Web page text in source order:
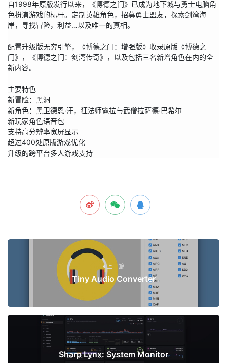
自1998年原版发行以来，《博德之门》已成为地下城与勇士电脑角
色扮演游戏的标杆。定制英雄角色，招募勇士盟友，探索剑湾海
岸，寻找冒险，利益…以及唯一的真相。
配置升级版无穷引擎，《博德之门：增强版》收录原版《博德之
门》，《博德之门：剑湾传奇》，以及包括三名新增角色在内的全
新内容。
主要特色
新冒险：黑洞
新角色：黑卫德恩·汗，狂法师霓拉与武僧拉萨德·巴希尔
新玩家角色语音包
支持高分辨率宽屏显示
超过400处原版游戏优化
升级的跨平台多人游戏支持
上一篇
Tiny Audio Converter
Sharp Lynx: System Monitor